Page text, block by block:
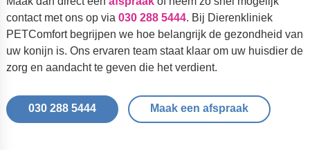
contact met ons op via 030 288 5444. Bij Dierenkliniek
PETComfort begrijpen we hoe belangrijk de gezondheid van
uw konijn is. Ons ervaren team staat klaar om uw huisdier de
zorg en aandacht te geven die het verdient.
030 288 5444 Maak een afspraak